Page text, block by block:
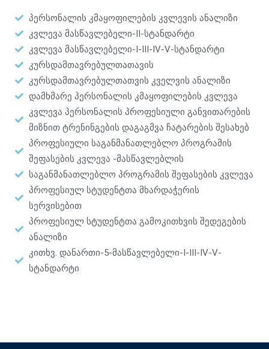
პერსონალის კმაყოფილების კვლევის ანალიზი
კვლევა მასწავლებელი-II-სტანდარტი
კვლევა მასწავლებელი-I-III-IV-V-სტანდარტი
კურსდამთავრებულთათავის
კურსდამთავრებულთათვის კველვის ანალიზი
დამხმარე პერსონალის კმაყოფილების კვლევა
კვლევა პერსონალის პროფესიული განვითარების
მიზნით ტრენინგების დაგაგმვა ჩატარების შესახებ
პროფესიული საგანმანათლებლო პროგრამის
შეფასების კვლევა -მასწავლებლის
საგანმანათლებლო პროგრამის შეფასების კვლევა
პროფესიულ სტუდენტთა მხარდაჭერის
სერვისებით
პროფესიულ სტუდენტთა გამოკითხვის შედეგების
ანალიზი
კითხვ. დანართი-5-მასწავლებელი-I-III-IV-V-
სტანდარტი